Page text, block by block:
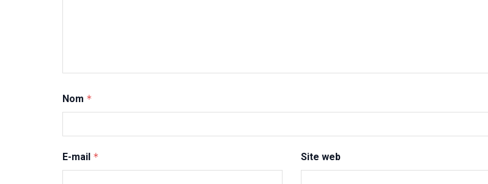
Nom *
E-mail * Site web